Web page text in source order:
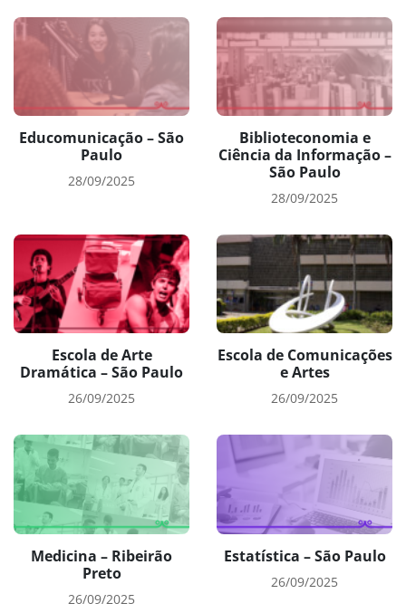
Educomunicação – São
Paulo
28/09/2025
Biblioteconomia e
Ciência da Informação –
São Paulo
28/09/2025
Escola de Arte
Dramática – São Paulo
26/09/2025
Escola de Comunicações
e Artes
26/09/2025
Medicina – Ribeirão
Preto
26/09/2025
Estatística – São Paulo
26/09/2025